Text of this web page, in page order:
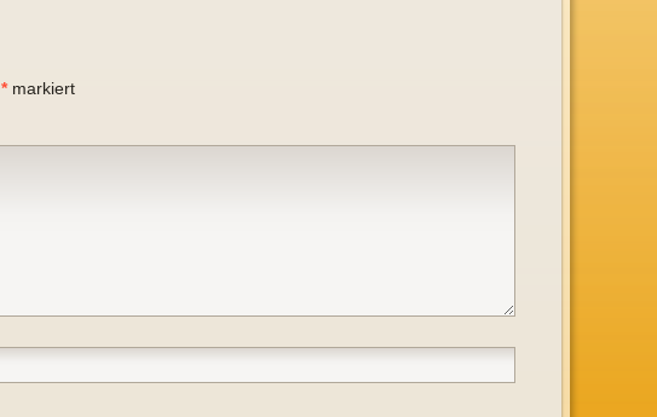
*markiert